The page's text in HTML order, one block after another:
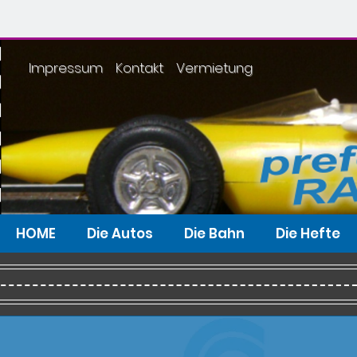
Kontakt
Impressum Vermietung
HOME Die Autos Die Bahn Die Hefte